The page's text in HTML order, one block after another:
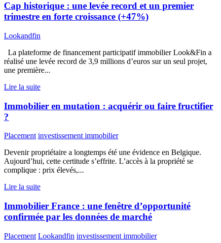
Cap historique : une levée record et un premier
trimestre en forte croissance (+47%)
Lookandfin
La plateforme de financement participatif immobilier Look&Fin a
réalisé une levée record de 3,9 millions d’euros sur un seul projet,
une première...
Lire la suite
Immobilier en mutation : acquérir ou faire fructifier
?
Placement investissement immobilier
Devenir propriétaire a longtemps été une évidence en Belgique.
Aujourd’hui, cette certitude s’effrite. L’accès à la propriété se
complique : prix élevés,...
Lire la suite
Immobilier France : une fenêtre d’opportunité
confirmée par les données de marché
Placement Lookandfin investissement immobilier